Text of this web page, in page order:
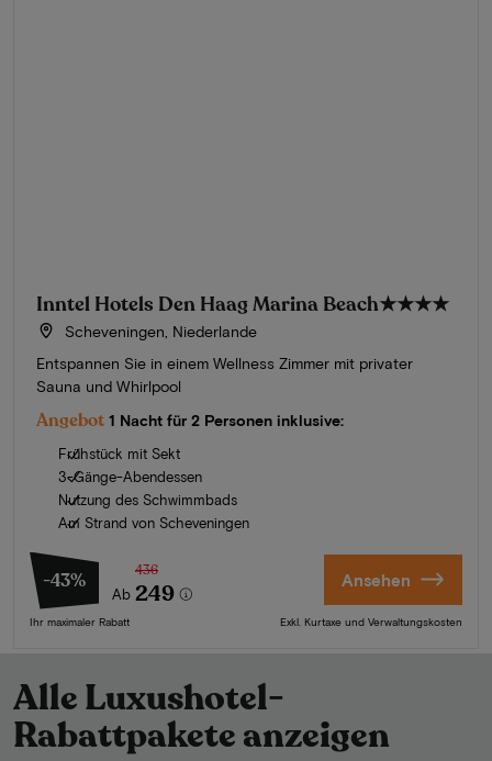
Inntel Hotels Den Haag Marina Beach★★★★
Scheveningen, Niederlande
Entspannen Sie in einem Wellness Zimmer mit privater
Sauna und Whirlpool
Angebot 1 Nacht für 2 Personen inklusive:
Frühstück mit Sekt
3-Gänge-Abendessen
Nutzung des Schwimmbads
Am Strand von Scheveningen
-43%
Ab
436
249
Ihr maximaler Rabatt
Ansehen
Exkl. Kurtaxe und Verwaltungskosten
Alle Luxushotel-
Rabattpakete anzeigen